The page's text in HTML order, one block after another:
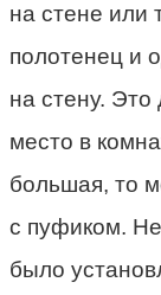
на стене или
полотенец и
на стену. Это
место в
большая, то
с пуфиком.
было